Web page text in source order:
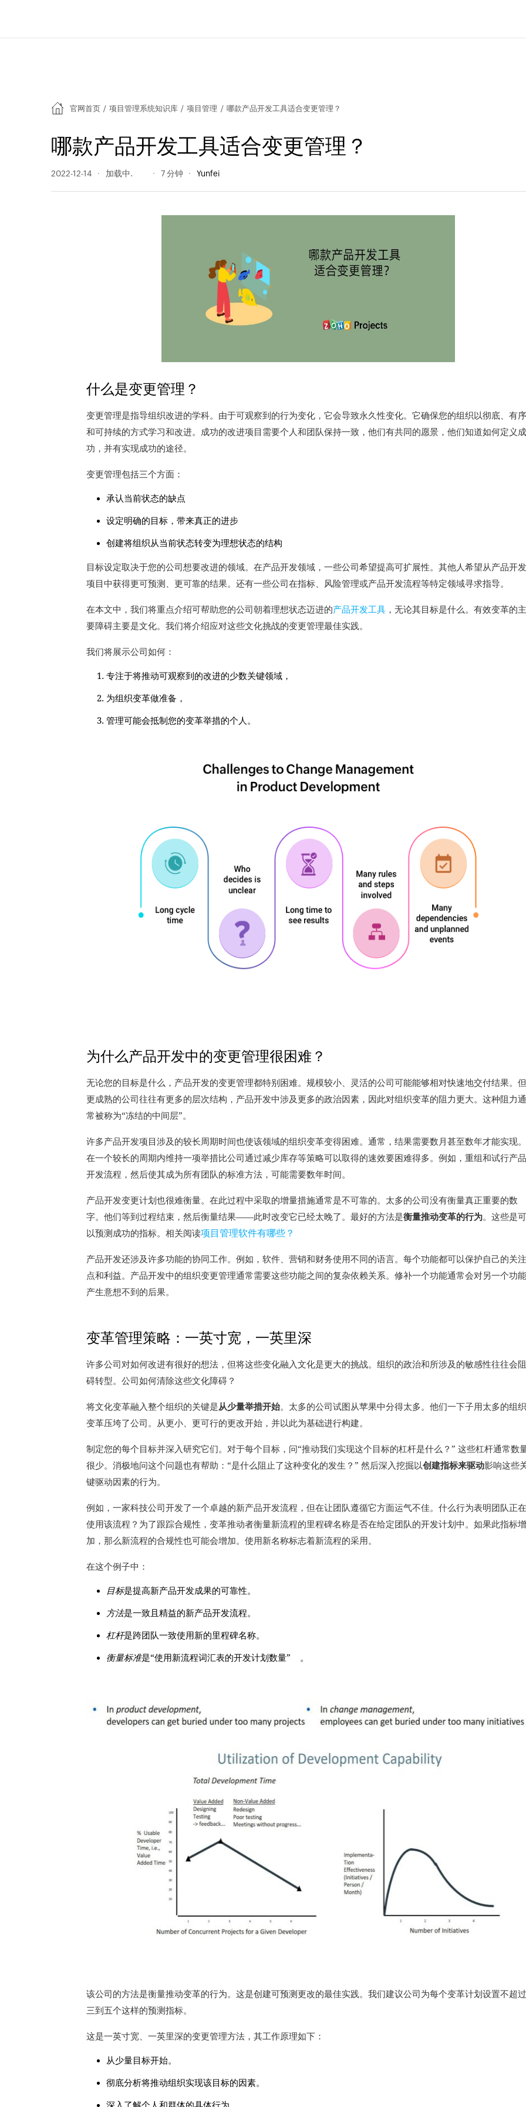
官网首页 / 项目管理系统知识库 / 项目管理 / 哪款产品开发工具适合变更管理？
哪款产品开发工具适合变更管理？
2022-12-14 295 阅读量 7 分钟 Yunfei
什么是变更管理？
变更管理是指导组织改进的学科。 由于可观察到的行为变化，它会导致永久性变化。 它确保您的组织以彻底、有序
和可持续的方式学习和改进。 成功的改进项目需要个人和团队保持一致，他们有共同的愿景，他们知道如何定义成
功，并有实现成功的途径。
变更管理包括三个方面：
承认当前状态的缺点
设定明确的目标，带来真正的进步
创建将组织从当前状态转变为理想状态的结构
目标设定取决于您的公司想要改进的领域。 在产品开发领域，一些公司希望提高可扩展性。 其他人希望从产品开发
项目中获得更可预测、更可靠的结果。还有一些公司在指标、风险管理或产品开发流程等特定领域寻求指导。
在本文中，我们将重点介绍可帮助您的公司朝着理想状态迈进的产品开发工具 ，无论其目标是什么。 有效变革的主
要障碍主要是文化。 我们将介绍应对这些文化挑战的变更管理最佳实践。
我们将展示公司如何：
专注于将推动可观察到的改进的少数关键领域，
为组织变革做准备，
管理可能会抵制您的变革举措的个人。
为什么产品开发中的变更管理很困难？
无论您的目标是什么， 产品开发的变更管理都特别困难。 规模较小、灵活的公司可能能够相对快速地交付结果。 但
更成熟的公司往往有更多的层次结构，产品开发中涉及更多的政治因素，因此对组织变革的阻力更大。这种阻力通
常被称为“冻结的中间层”。
许多产品开发项目涉及的较长周期时间也使该领域的组织变革变得困难。 通常，结果需要数月甚至数年才能实现。
在一个较长的周期内维持一项举措比公司通过减少库存等策略可以取得的速效要困难得多。 例如，重组和试行产品
开发流程，然后使其成为所有团队的标准方法，可能需要数年时间。
产品开发变更计划也很难衡量。 在此过程中采取的增量措施通常是不可靠的。 太多的公司没有衡量真正重要的数
字。 他们等到过程结束，然后衡量结果——此时改变它已经太晚了。 最好的方法是衡量推动变革的行为。 这些是可
以预测成功的指标。相关阅读项目管理软件有哪些？
产品开发还涉及许多功能的协同工作。 例如，软件、营销和财务使用不同的语言。 每个功能都可以保护自己的关注
点和利益。 产品开发中的组织变更管理通常需要这些功能之间的复杂依赖关系。 修补一个功能通常会对另一个功能
产生意想不到的后果。
变革管理策略：一英寸宽，一英里深
许多公司对如何改进有很好的想法，但将这些变化融入文化是更大的挑战。 组织的政治和所涉及的敏感性往往会阻
碍转型。 公司如何清除这些文化障碍？
将文化变革融入整个组织的关键是从少量举措开始。 太多的公司试图从苹果中分得太多。 他们一下子用太多的组织
变革压垮了公司。 从更小、更可行的更改开始，并以此为基础进行构建。
制定您的每个目标并深入研究它们。 对于每个目标，问“推动我们实现这个目标的杠杆是什么？” 这些杠杆通常数
很少。 消极地问这个问题也有帮助：“是什么阻止了这种变化的发生？” 然后深入挖掘以创建指标来驱动影响这些
键驱动因素的行为。
例如，一家科技公司开发了一个卓越的新产品开发流程，但在让团队遵循它方面运气不佳。 什么行为表明团队正在
使用该流程？ 为了跟踪合规性，变革推动者衡量新流程的里程碑名称是否在给定团队的开发计划中。 如果此指标增
加，那么新流程的合规性也可能会增加。 使用新名称标志着新流程的采用。
在这个例子中：
目标是提高新产品开发成果的可靠性。
方法是一致且精益的新产品开发流程。
杠杆是跨团队一致使用新的里程碑名称。
衡量标准是“使用新流程词汇表的开发计划数量” 。
该公司的方法是衡量推动变革的行为。 这是创建可预测更改的最佳实践。 我们建议公司为每个变革计划设置不超过
三到五个这样的预测指标。
这是一英寸宽、一英里深的变更管理方法，其工作原理如下：
从少量目标开始。
彻底分析将推动组织实现该目标的因素。